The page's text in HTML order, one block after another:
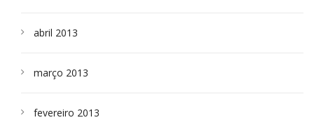
abril 2013
março 2013
fevereiro 2013